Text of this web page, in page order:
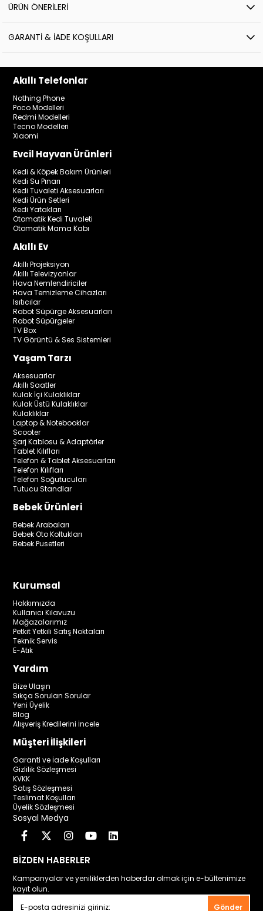
ÜRÜN ÖNERILERI
GARANTI & İADE KOŞULLARI
Akıllı Telefonlar
Nothing Phone
Poco Modelleri
Redmi Modelleri
Tecno Modelleri
Xiaomi
Evcil Hayvan Ürünleri
Kedi & Köpek Bakım Ürünleri
Kedi Su Pınarı
Kedi Tuvaleti Aksesuarları
Kedi Ürün Setleri
Kedi Yatakları
Otomatik Kedi Tuvaleti
Otomatik Mama Kabı
Akıllı Ev
Akıllı Projeksiyon
Akıllı Televizyonlar
Hava Nemlendiriciler
Hava Temizleme Cihazları
Isıtıcılar
Robot Süpürge Aksesuarları
Robot Süpürgeler
TV Box
TV Görüntü & Ses Sistemleri
Yaşam Tarzı
Aksesuarlar
Akıllı Saatler
Kulak İçi Kulaklıklar
Kulak Üstü Kulaklıklar
Kulaklıklar
Laptop & Notebooklar
Scooter
Şarj Kablosu & Adaptörler
Tablet Kılıfları
Telefon & Tablet Aksesuarları
Telefon Kılıfları
Telefon Soğutucuları
Tutucu Standlar
Bebek Ürünleri
Bebek Arabaları
Bebek Oto Koltukları
Bebek Pusetleri
Kurumsal
Hakkımızda
Kullanıcı Kılavuzu
Mağazalarımız
Petkit Yetkili Satış Noktaları
Teknik Servis
E-Atık
Yardım
Bize Ulaşın
Sıkça Sorulan Sorular
Yeni Üyelik
Blog
Alışveriş Kredilerini İncele
Müşteri İlişkileri
Garanti ve İade Koşulları
Gizlilik Sözleşmesi
KVKK
Satış Sözleşmesi
Teslimat Koşulları
Üyelik Sözleşmesi
Sosyal Medya
BİZDEN HABERLER
Kampanyalar ve yeniliklerden haberdar olmak için e-bültenimize
kayıt olun.
Gönder